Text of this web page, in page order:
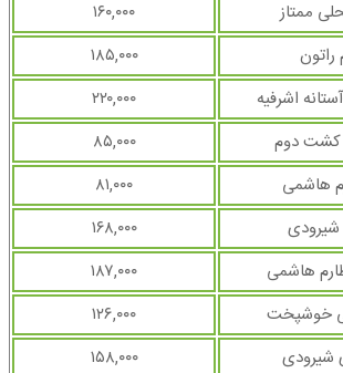
ممتاز
۱۶۰,۰۰۰
راتون
۱۸۵,۰۰۰
اشرفیه
۲۲۰,۰۰۰
کشت دوم
۸۵,۰۰۰
هاشمی
۸۱,۰۰۰
۱۶۸,۰۰۰
هاشمی
۱۸۷,۰۰۰
خوشپخت
۱۲۶,۰۰۰
شیرودی
۱۵۸,۰۰۰